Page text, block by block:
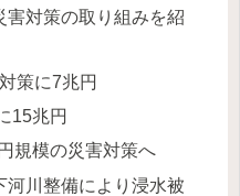
害対策の取り組みを紹
策に7兆円
15兆円
規模の災害対策へ
河川整備により浸水被